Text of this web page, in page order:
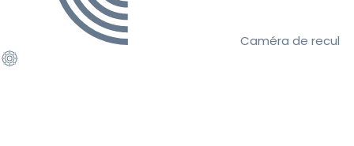
Caméra de recul